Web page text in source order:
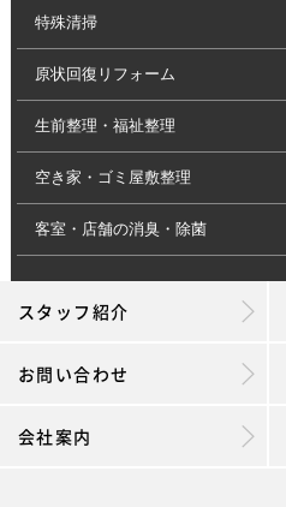
特殊清掃
原状回復リフォーム
生前整理・福祉整理
空き家・ゴミ屋敷整理
客室・店舗の消臭・除菌
スタッフ紹介
お問い合わせ
会社案内